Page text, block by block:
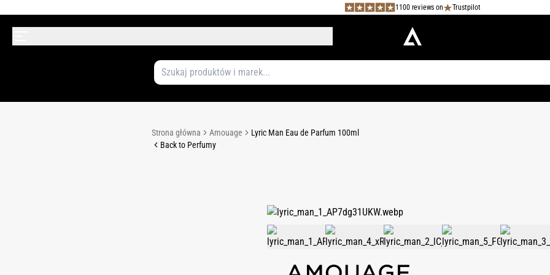
1100 reviews on Trustpilot
Strona główna Amouage
Lyric Man Eau de Parfum 100ml
Back to Perfumy